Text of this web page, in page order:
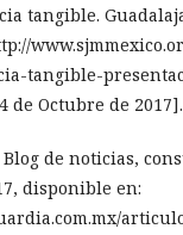
tangible.
tangible-
de Octubre de 2017].
de noticias,
disponible en: